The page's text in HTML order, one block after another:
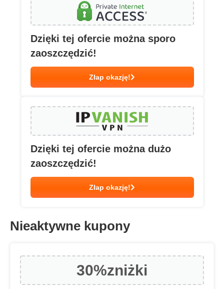
Dzięki tej ofercie można sporo
zaoszczędzić!
Złap okazję!
Dzięki tej ofercie można dużo
zaoszczędzić!
Złap okazję!
Nieaktywne kupony
30%zniżki